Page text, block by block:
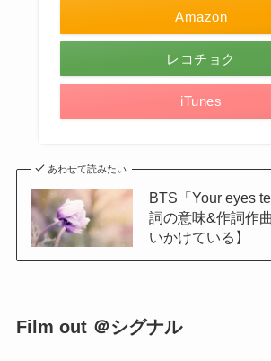
Amazon
レコチョク
iTunes
あわせて読みたい
BTS「Your eyes
詞の意味&作詞作
いかけている】
Film out ＠シグナル